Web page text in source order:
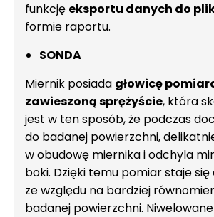
funkcję eksportu danych do
formie raportu.
SONDA
Miernik posiada głowicę
zawieszoną sprężyście, która
jest w ten sposób, że podczas
do badanej powierzchni,
w obudowę miernika i odchyla
boki. Dzięki temu pomiar staje się
ze względu na bardziej
badanej powierzchni.